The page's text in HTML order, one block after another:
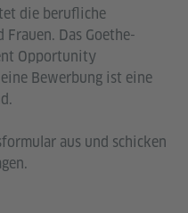
die berufliche
Das Goethe-
Opportunity
Bewerbung ist eine
aus und schicken